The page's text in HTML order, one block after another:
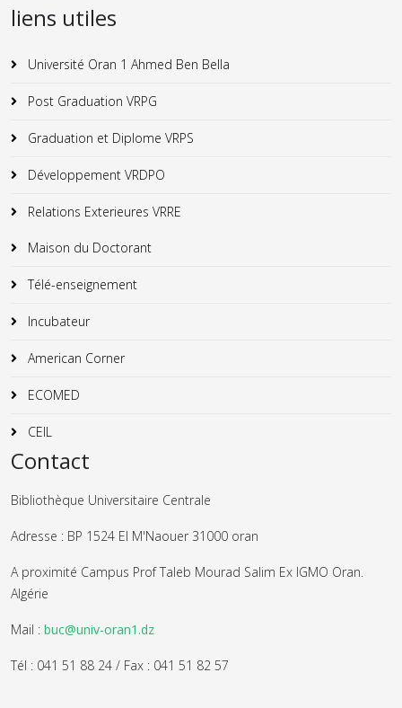
liens utiles
Université Oran 1 Ahmed Ben Bella
Post Graduation VRPG
Graduation et Diplome VRPS
Développement VRDPO
Relations Exterieures VRRE
Maison du Doctorant
Télé-enseignement
Incubateur
American Corner
ECOMED
CEIL
Contact
Bibliothèque Universitaire Centrale
Adresse : BP 1524 El M'Naouer 31000 oran
A proximité Campus Prof Taleb Mourad Salim Ex IGMO Oran.
Algérie
Mail : buc@univ-oran1.dz
Tél : 041 51 88 24 / Fax : 041 51 82 57